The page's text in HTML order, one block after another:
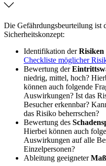
Die Gefährdungsbeurteilung ist
Sicherheitskonzept:
Identifikation derRisiken
Checkliste möglicher
Bewertung der
niedrig, mittel, hoch?
können auch folgende
Auswirkungen? Ist das
Besucher erkennbar?
das Risiko beherrschen?
Bewertung des
Hierbei können auch
Auswirkungen auf alle
Einzelpersonen?
Ableitung geeigneter